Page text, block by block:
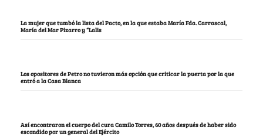
La mujer que tumbó la lista del Pacto, en la que estaba María Fda. Carrascal,
María del Mar Pizarro y “Lalis
Los opositores de Petro no tuvieron más opción que criticar la puerta por la que
entró a la Casa Blanca
Así encontraron el cuerpo del cura Camilo Torres, 60 años después de haber sido
escondido por un general del Ejército